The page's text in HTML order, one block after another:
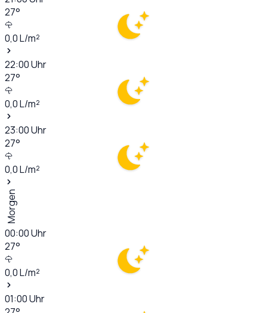
27°
0,0L/m²
22:00Uhr
27°
0,0L/m²
23:00Uhr
27°
0,0L/m²
Morgen
00:00Uhr
27°
0,0L/m²
01:00Uhr